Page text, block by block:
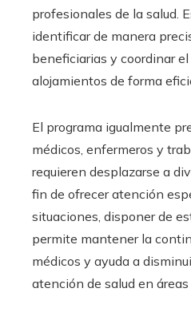
profesionales de la salud.
identificar de manera
beneficiarias y coordinar el
alojamientos de forma
El programa igualmente
médicos, enfermeros y
requieren desplazarse a
fin de ofrecer atención
situaciones, disponer de
permite mantener la
médicos y ayuda a
atención de salud en áreas